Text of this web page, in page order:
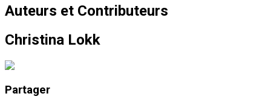
Auteurs et Contributeurs
Christina Lokk
Partager